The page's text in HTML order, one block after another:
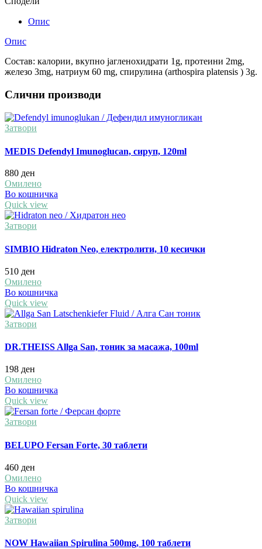
Опис
Опис
Состав: калории, вкупно јагленохидрати 1g, протеини 2mg,
железо 3mg, натриум 60 mg, спирулина (arthospira platensis ) 3g.
Слични производи
Затвори
MEDIS Defendyl Imunoglucan, сируп, 120ml
880 ден
Омилено
Во кошничка
Quick view
Затвори
SIMBIO Hidraton Neo, електролити, 10 кесички
510 ден
Омилено
Во кошничка
Quick view
Затвори
DR.THEISS Allga San, тоник за масажа, 100ml
198 ден
Омилено
Во кошничка
Quick view
Затвори
BELUPO Fersan Forte, 30 таблети
460 ден
Омилено
Во кошничка
Quick view
Затвори
NOW Hawaiian Spirulina 500mg, 100 таблети